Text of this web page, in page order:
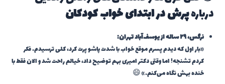
دربارهپرش در ابتدای خواب کودکان
نرگس، ۲۹ ساله از یوسف‌آباد تهران:
«بار اول که دیدم پسرم موقع خواب با شدت پاشو پرت کرد، کلی ترسیدم. فکر
کردم تشنجه! اما وقتی دکتر امیری بهم توضیح داد، خیالم راحت شد و الان فقط با
خنده بهش نگاه می‌کنم.» 😄